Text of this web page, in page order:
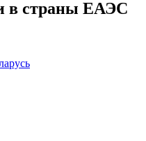
в страны ЕАЭС